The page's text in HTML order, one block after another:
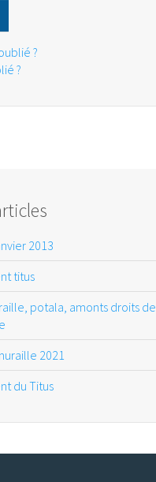
?
?
2013
titus
potala, amonts droits de
2021
du Titus